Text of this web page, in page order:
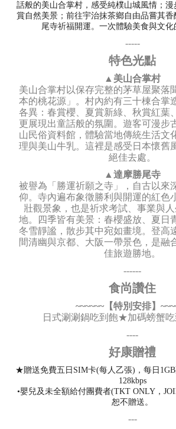
話般的美山合掌村，感受純樸山城風情；
賞自然美景；前往宇治抹茶鄉自由品嘗其
尾寺祈福開運。一次體驗美食與文化
-----
特色光點
▲美山合掌村
美山合掌村以保存完整的茅草屋聚落
本的桃花源」。村內約有三十棟合掌
各異：春賞櫻、夏賞新綠、秋賞紅葉
更展現出童話般的氛圍。遊客可漫步
山民俗資料館，體驗當地傳統生活文
理與美山牛乳。這裡是感受日本懷舊
絕佳去處。
▲達摩勝尾寺
被譽為「勝運祈願之寺」，自古以來
仰。寺內遍布象徵勝利與開運的紅色
壯觀景象，也是祈求考試、事業與
地。四季皆有美景：春櫻盛放、夏日
冬雪靜謐，散步其中宛如畫境。登高
間清幽與京都、大阪一帶景色，是融
佳旅遊勝地。
------
食尚讚住
~~~~~~【特別安排】
日式涮涮鍋吃到飽★加碼螃蟹吃
----
好康贈禮
★贈送免費五日SIM卡(每人乙張)，每日
128kbps
•嬰兒及未全額給付團費者(TKT ONLY，
恕不贈送。
---